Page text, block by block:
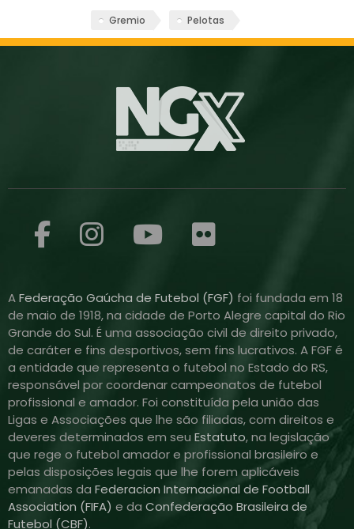
Gremio Pelotas
AFederação Gaúcha de Futebol (FGF) foi fundada em 18
de maio de 1918, na cidade de Porto Alegre capital do Rio
Grande do Sul. É uma associação civil de direito privado,
de caráter e fins desportivos, sem fins lucrativos. A FGF é
a entidade que representa o futebol no Estado do RS,
responsável por coordenar campeonatos de futebol
profissional e amador. Foi constituída pela união das
Ligas e Associações que lhe são filiadas, com direitos e
deveres determinados em seu Estatuto, na legislação
que rege o futebol amador e profissional brasileiro e
pelas disposições legais que lhe forem aplicáveis
emanadas da Federacion Internacional de Football
Association (FIFA) e da Confederação Brasileira de
Futebol (CBF).